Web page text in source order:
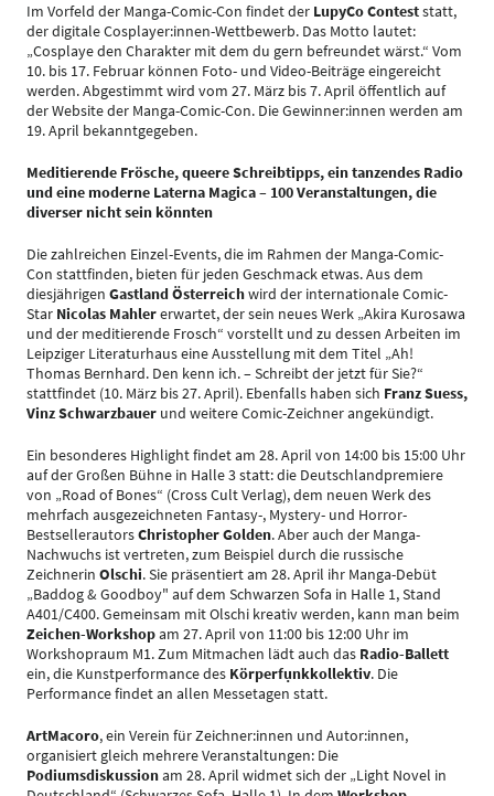
Im Vorfeld der Manga-Comic-Con findet der LupyCo Conteststatt,
der digitale Cosplayer:innen-Wettbewerb. Das Motto lautet:
„Cosplaye den Charakter mit dem du gern befreundet wärst.“ Vom
10. bis 17. Februar können Foto- und Video-Beiträge eingereicht
werden. Abgestimmt wird vom 27. März bis 7. April öffentlich auf
der Website der Manga-Comic-Con. Die Gewinner:innen werden am
19. April bekanntgegeben.
Meditierende Frösche, queere Schreibtipps, ein tanzendes Radio
und eine moderne Laterna Magica – 100 Veranstaltungen, die
diverser nicht sein könnten
Die zahlreichen Einzel-Events, die im Rahmen der Manga-Comic-
Con stattfinden, bieten für jeden Geschmack etwas. Aus dem
diesjährigen Gastland Österreichwird der internationale Comic-
Star Nicolas Mahlererwartet, der sein neues Werk „Akira Kurosawa
und der meditierende Frosch“ vorstellt und zu dessen Arbeiten im
Leipziger Literaturhaus eine Ausstellung mit dem Titel „Ah!
Thomas Bernhard. Den kenn ich. – Schreibt der jetzt für Sie?“
stattfindet (10. März bis 27. April). Ebenfalls haben sich Franz Suess,
Vinz Schwarzbauer und weitere Comic-Zeichner angekündigt.
Ein besonderes Highlight findet am 28. April von 14:00 bis 15:00 Uhr
auf der Großen Bühne in Halle 3 statt: die Deutschlandpremiere
von „Road of Bones“ (Cross Cult Verlag), dem neuen Werk des
mehrfach ausgezeichneten Fantasy-, Mystery- und Horror-
BestsellerautorsChristopher Golden. Aber auch der Manga-
Nachwuchs ist vertreten, zum Beispiel durch die russische
Zeichnerin Olschi. Sie präsentiert am 28. April ihr Manga-Debüt
„Baddog & Goodboy" auf dem Schwarzen Sofa in Halle 1, Stand
A401/C400. Gemeinsam mit Olschi kreativ werden, kann man beim
Zeichen-Workshopam 27. April von 11:00 bis 12:00 Uhr im
Workshopraum M1. Zum Mitmachen lädt auch das Radio-Ballett
ein, die Kunstperformance des Körperfụnkkollektiv. Die
Performance findet an allen Messetagen statt.
ArtMacoro, ein Verein für Zeichner:innen und Autor:innen,
organisiert gleich mehrere Veranstaltungen: Die
Podiumsdiskussionam 28. April widmet sich der „Light Novel in